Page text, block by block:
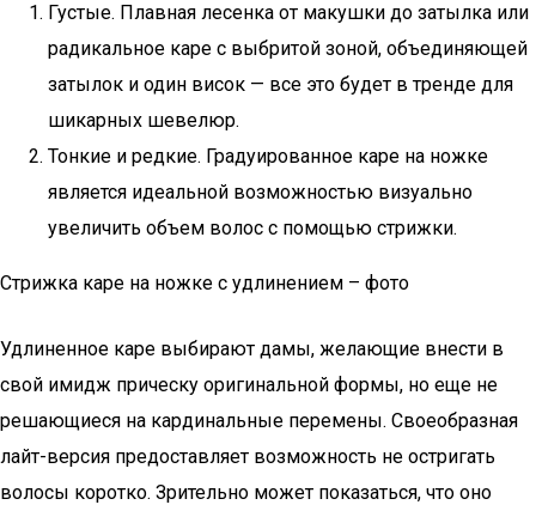
Густые. Плавная лесенка от макушки до затылка или
радикальное каре с выбритой зоной, объединяющей
затылок и один висок — все это будет в тренде для
шикарных шевелюр.
Тонкие и редкие. Градуированное каре на ножке
является идеальной возможностью визуально
увеличить объем волос с помощью стрижки.
Стрижка каре на ножке с удлинением – фото
Удлиненное каре выбирают дамы, желающие внести в
свой имидж прическу оригинальной формы, но еще не
решающиеся на кардинальные перемены. Своеобразная
лайт-версия предоставляет возможность не остригать
волосы коротко. Зрительно может показаться, что оно